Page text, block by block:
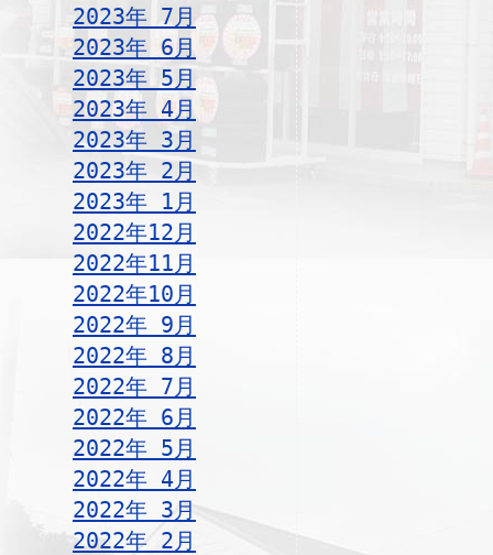
2023年 7月
2023年 6月
2023年 5月
2023年 4月
2023年 3月
2023年 2月
2023年 1月
2022年12月
2022年11月
2022年10月
2022年 9月
2022年 8月
2022年 7月
2022年 6月
2022年 5月
2022年 4月
2022年 3月
2022年 2月